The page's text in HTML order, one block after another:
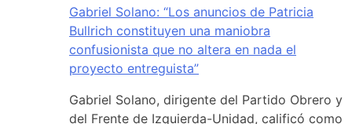
Gabriel Solano: “Los anuncios de Patricia
Bullrich constituyen una maniobra
confusionista que no altera en nada el
proyecto entreguista”
Gabriel Solano, dirigente del Partido Obrero y
del Frente de Izquierda-Unidad, calificó como